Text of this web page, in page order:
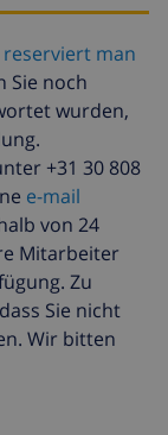
reserviert man
Sie noch
wurden,
+31 30 808
e-mail
von 24
Mitarbeiter
Zu
Sie nicht
Wir bitten